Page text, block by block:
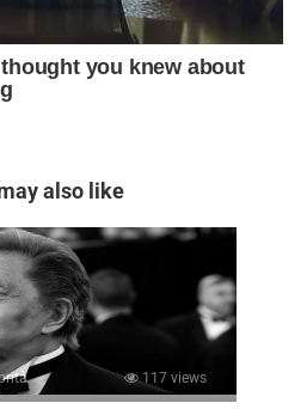
also like
117 views